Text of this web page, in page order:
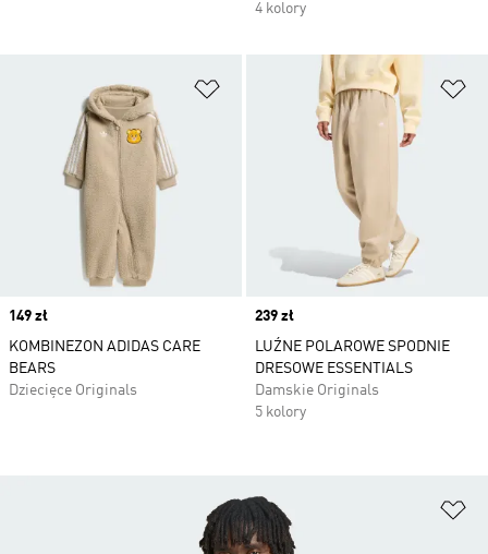
4 kolory
Dodaj do listy życzeń
Price
149 zł
KOMBINEZON ADIDAS CARE
BEARS
Dziecięce Originals
Price
239 zł
LUŹNE POLAROWE SPODNIE
DRESOWE ESSENTIALS
Damskie Originals
5 kolory